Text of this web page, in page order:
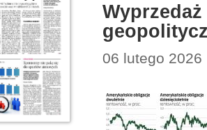
06 lutego 2026